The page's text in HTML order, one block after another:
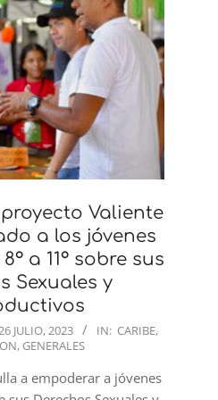
Valiente
a los jóvenes
a 11° sobre sus
Sexuales y
JULIO, 2023 IN: CARIBE,
, GENERALES
a empoderar a jóvenes